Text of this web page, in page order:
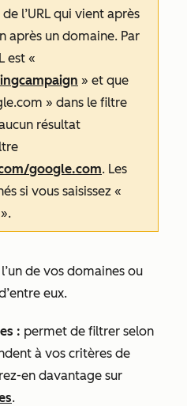
l’URL qui vient après
après un domaine. Par
est «
» et que
» dans le filtre
résultat
google.com. Les
si vous saisissez «
de vos domaines ou
eux.
: permet de filtrer selon
à vos critères de
en davantage sur
.